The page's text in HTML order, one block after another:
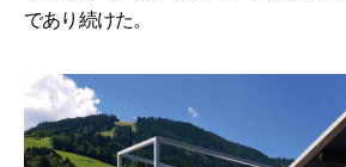
であり続けた。